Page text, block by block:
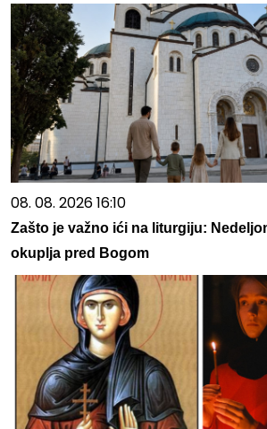
08. 08. 2026 16:10
Zašto je važno ići na liturgiju:
okuplja pred Bogom